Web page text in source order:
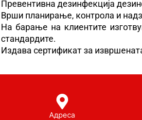
Превентивна дезинфекција
Врши планирање, контрола и
На барање на клиентите
стандардите.
Издава сертификат за
Адреса